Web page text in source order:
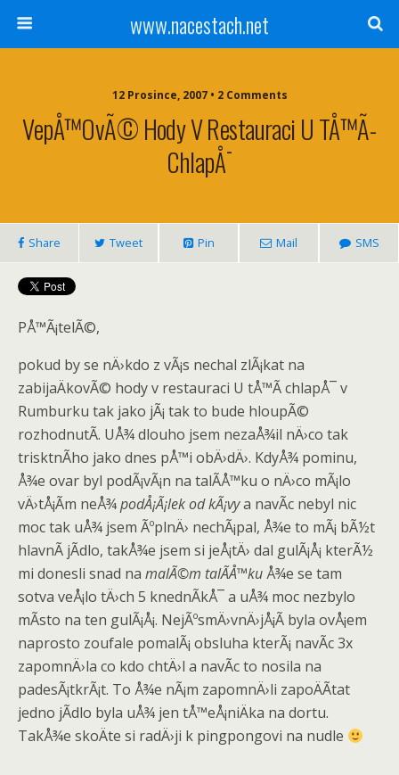
www.nacestach.net
12 Prosince, 2007 • 2 Comments
VepÅ™ovÃ© Hody V Restauraci U TÅ™Ã­
ChlapÅ¯
Share Tweet Pin Mail SMS
PÅ™Ã¡telÃ©,
pokud by se nÄ›kdo z vÃ¡s nechal zlÃ¡kat na
zabijaÄkovÃ© hody v restauraci U tÅ™Ã­ chlapÅ¯ v
Rumburku tak jako jÃ¡ tak to bude hloupÃ©
rozhodnutÃ­. UÅ¾ dlouho jsem nezaÅ¾il nÄ›co tak
trisktnÃ­ho jako dnes pÅ™i obÄ›dÄ›. KdyÅ¾ pominu,
Å¾e ovar byl podÃ¡vÃ¡n na talÃ­Å™ku o nÄ›co mÃ¡lo
vÄ›tÅ¡Ã­m neÅ¾podÅ¡Ã¡lek od kÃ¡vya navÃ­c nebyl nic
moc tak uÅ¾ jsem ÃºplnÄ› nechÃ¡pal, Å¾e to mÃ¡ bÃ½t
hlavnÃ­ jÃ­dlo, takÅ¾e jsem si jeÅ¡tÄ› dal gulÃ¡Å¡ kterÃ½
mi donesli snad na malÃ©m talÃ­Å™kuÅ¾e se tam
sotva veÅ¡lo tÄ›ch 5 knednÃ­kÅ¯ a uÅ¾ moc nezbylo
mÃ­sto na ten gulÃ¡Å¡. NejÃºsmÄ›vnÄ›jÅ¡Ã­ byla ovÅ¡em
naprosto zoufale pomalÃ¡ obsluha kterÃ¡ navÃ­c 3x
zapomnÄ›la co kdo chtÄ›l a navÃ­c to nosila na
padesÃ¡tkrÃ¡t. To Å¾e nÃ¡m zapomnÄ›li zapoÄÃ­tat
jedno jÃ­dlo byla uÅ¾ jen tÅ™eÅ¡niÄka na dortu.
TakÅ¾e skoÄte si radÄ›ji k pingpongovi na nudle